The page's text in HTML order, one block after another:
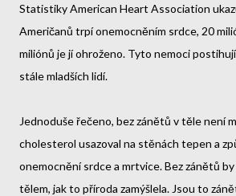
Statistiky American Heart Association
Američanů trpí onemocněním srdce, 20
miliónů je jí ohroženo. Tyto nemoci
stále mladších lidí.
Jednoduše řečeno, bez zánětů v těle není
cholesterol usazoval na stěnách tepen a
onemocnění srdce a mrtvice. Bez zánětů
tělem, jak to příroda zamýšlela. Jsou to